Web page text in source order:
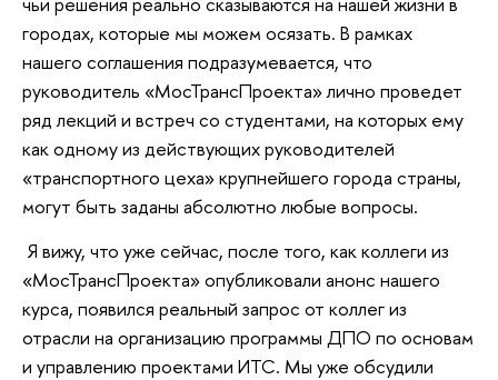
городах, которые мы можем осязать. В рамках
нашего соглашения подразумевается, что
руководитель «МосТрансПроекта» лично проведет
ряд лекций и встреч со студентами, на которых ему
как одному из действующих руководителей
«транспортного цеха» крупнейшего города страны,
могут быть заданы абсолютно любые вопросы.
Я вижу, что уже сейчас, после того, как коллеги из
«МосТрансПроекта» опубликовали анонс нашего
курса, появился реальный запрос от коллег из
отрасли на организацию программы ДПО по основам
и управлению проектами ИТС. Мы уже обсудили